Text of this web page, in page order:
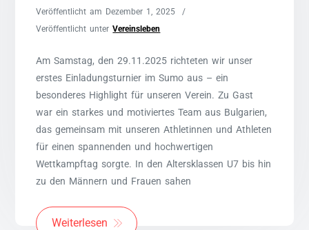
Veröffentlicht am Dezember 1, 2025
Veröffentlicht unterVereinsleben
Am Samstag, den 29.11.2025 richteten wir unser
erstes Einladungsturnier im Sumo aus – ein
besonderes Highlight für unseren Verein. Zu Gast
war ein starkes und motiviertes Team aus Bulgarien,
das gemeinsam mit unseren Athletinnen und Athleten
für einen spannenden und hochwertigen
Wettkampftag sorgte. In den Altersklassen U7 bis hin
zu den Männern und Frauen sahen
Weiterlesen